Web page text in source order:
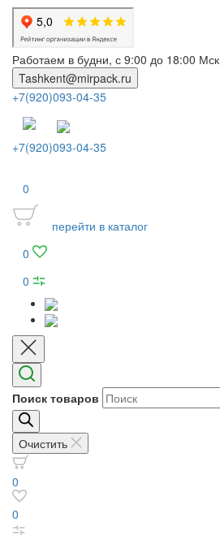
Работаем в будни, с 9:00 до 18:00 Мск
Tashkent@mirpack.ru
+7(920)093-04-35
+7(920)093-04-35
0
перейти в каталог
0
0
Поиск товаров
Очистить
0
0